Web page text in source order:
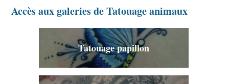
Accès aux galeries de Tatouage animaux
Tatouage papillon